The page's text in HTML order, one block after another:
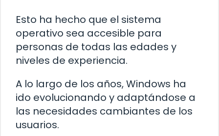
Esto ha hecho que el sistema
operativo sea accesible para
personas de todas las edades y
niveles de experiencia.
A lo largo de los años, Windows ha
ido evolucionando y adaptándose a
las necesidades cambiantes de los
usuarios.